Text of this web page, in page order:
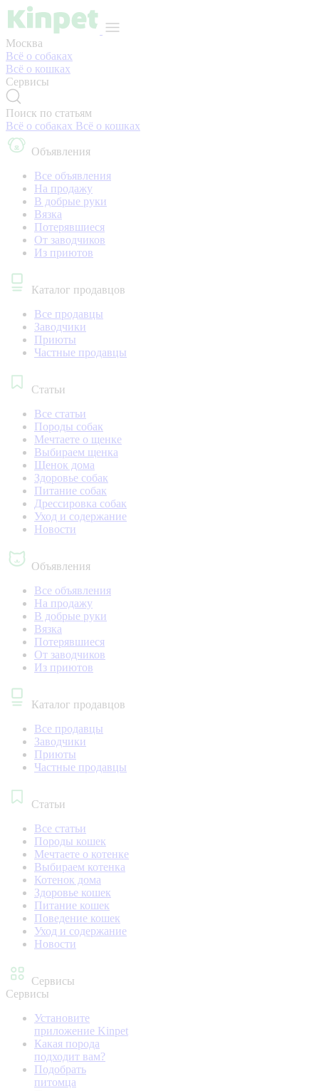
Москва
Всё о собаках
Всё о кошках
Сервисы
Поиск по статьям
Всё о собаках Всё о кошках
Объявления
Все объявления
На продажу
В добрые руки
Вязка
Потерявшиеся
От заводчиков
Из приютов
Каталог продавцов
Все продавцы
Заводчики
Приюты
Частные продавцы
Статьи
Все статьи
Породы собак
Мечтаете о щенке
Выбираем щенка
Щенок дома
Здоровье собак
Питание собак
Дрессировка собак
Уход и содержание
Новости
Объявления
Все объявления
На продажу
В добрые руки
Вязка
Потерявшиеся
От заводчиков
Из приютов
Каталог продавцов
Все продавцы
Заводчики
Приюты
Частные продавцы
Статьи
Все статьи
Породы кошек
Мечтаете о котенке
Выбираем котенка
Котенок дома
Здоровье кошек
Питание кошек
Поведение кошек
Уход и содержание
Новости
Сервисы
Сервисы
Установите
приложение Kinpet
Какая порода
подходит вам?
Подобрать
питомца